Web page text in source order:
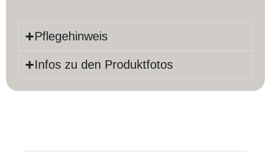
Pflegehinweis
Infos zu den Produktfotos
Länge:194 cm Farbe:Rot